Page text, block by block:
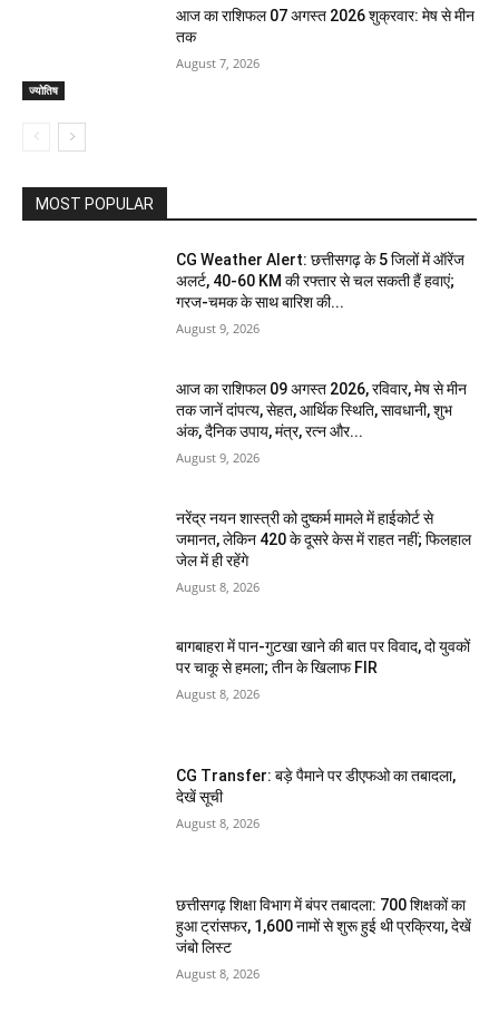
ज्योतिष
आज का राशिफल 07 अगस्त 2026 शुक्रवार: मेष से मीन
तक
August 7, 2026
MOST POPULAR
CG Weather Alert: छत्तीसगढ़ के 5 जिलों में ऑरेंज
अलर्ट, 40-60 KM की रफ्तार से चल सकती हैं हवाएं;
गरज-चमक के साथ बारिश की...
August 9, 2026
आज का राशिफल 09 अगस्त 2026, रविवार, मेष से मीन
तक जानें दांपत्य, सेहत, आर्थिक स्थिति, सावधानी, शुभ
अंक, दैनिक उपाय, मंत्र, रत्न और...
August 9, 2026
नरेंद्र नयन शास्त्री को दुष्कर्म मामले में हाईकोर्ट से
जमानत, लेकिन 420 के दूसरे केस में राहत नहीं; फिलहाल
जेल में ही रहेंगे
August 8, 2026
बागबाहरा में पान-गुटखा खाने की बात पर विवाद, दो युवकों
पर चाकू से हमला; तीन के खिलाफ FIR
August 8, 2026
CG Transfer: बड़े पैमाने पर डीएफओ का तबादला,
देखें सूची
August 8, 2026
छत्तीसगढ़ शिक्षा विभाग में बंपर तबादला: 700 शिक्षकों का
हुआ ट्रांसफर, 1,600 नामों से शुरू हुई थी प्रक्रिया, देखें
जंबो लिस्ट
August 8, 2026